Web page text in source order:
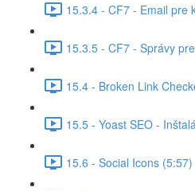
15.3.4 - CF7 - Email pre
15.3.5 - CF7 - Správy
15.4 - Broken Link
15.5 - Yoast SEO -
15.6 - Social Icons (5:57)